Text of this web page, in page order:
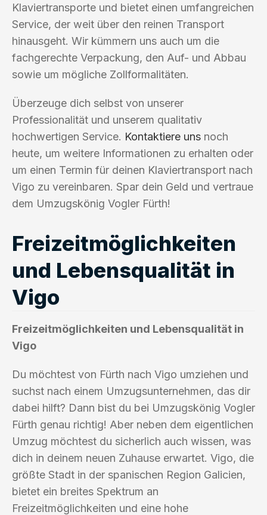
Klaviertransporte und bietet einen umfangreichen
Service, der weit über den reinen Transport
hinausgeht. Wir kümmern uns auch um die
fachgerechte Verpackung, den Auf- und Abbau
sowie um mögliche Zollformalitäten.
Überzeuge dich selbst von unserer
Professionalität und unserem qualitativ
hochwertigen Service. Kontaktiere uns noch
heute, um weitere Informationen zu erhalten oder
um einen Termin für deinen Klaviertransport nach
Vigo zu vereinbaren. Spar dein Geld und vertraue
dem Umzugskönig Vogler Fürth!
Freizeitmöglichkeiten
und Lebensqualität in
Vigo
Freizeitmöglichkeiten und Lebensqualität in
Vigo
Du möchtest von Fürth nach Vigo umziehen und
suchst nach einem Umzugsunternehmen, das dir
dabei hilft? Dann bist du bei Umzugskönig Vogler
Fürth genau richtig! Aber neben dem eigentlichen
Umzug möchtest du sicherlich auch wissen, was
dich in deinem neuen Zuhause erwartet. Vigo, die
größte Stadt in der spanischen Region Galicien,
bietet ein breites Spektrum an
Freizeitmöglichkeiten und eine hohe